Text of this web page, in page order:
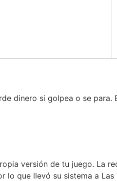
dinero si golpea o se
versión de tu juego. La
que llevó su sistema a